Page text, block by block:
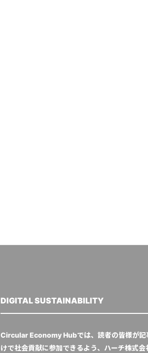
DIGITAL SUSTAINABILITY
Circular Economy Hubでは、読者の皆様が記
けで社会貢献に参加できるよう、ハーチ株式会